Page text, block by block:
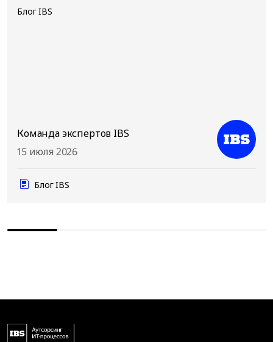
Блог IBS
Команда экспертов IBS
15 июля 2026
Блог IBS